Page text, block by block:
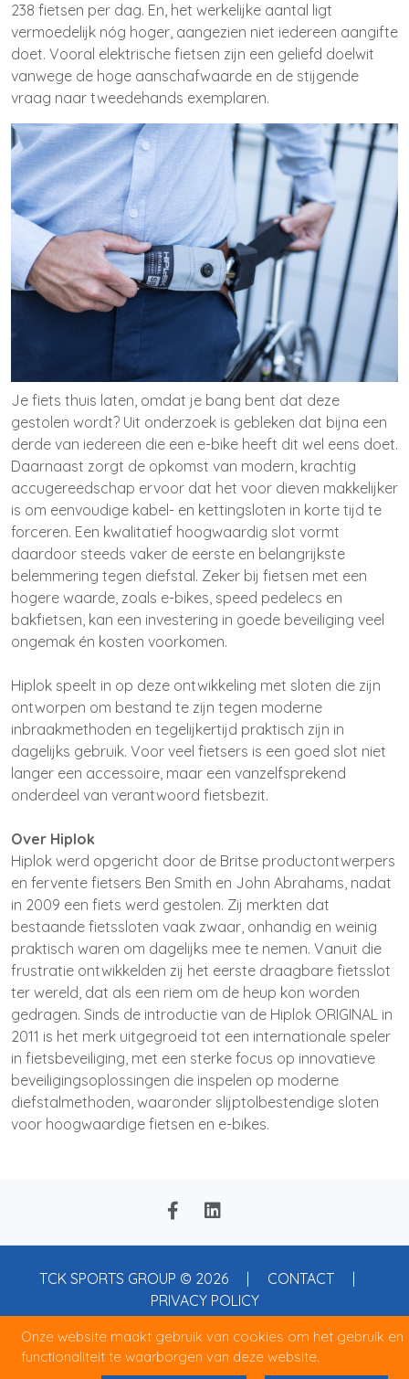
238 fietsen per dag. En, het werkelijke aantal ligt
vermoedelijk nóg hoger, aangezien niet iedereen aangifte
doet. Vooral elektrische fietsen zijn een geliefd doelwit
vanwege de hoge aanschafwaarde en de stijgende
vraag naar tweedehands exemplaren.
Je fiets thuis laten, omdat je bang bent dat deze
gestolen wordt? Uit onderzoek is gebleken dat bijna een
derde van iedereen die een e-bike heeft dit wel eens doet.
Daarnaast zorgt de opkomst van modern, krachtig
accugereedschap ervoor dat het voor dieven makkelijker
is om eenvoudige kabel- en kettingsloten in korte tijd te
forceren. Een kwalitatief hoogwaardig slot vormt
daardoor steeds vaker de eerste en belangrijkste
belemmering tegen diefstal. Zeker bij fietsen met een
hogere waarde, zoals e-bikes, speed pedelecs en
bakfietsen, kan een investering in goede beveiliging veel
ongemak én kosten voorkomen.
Hiplok speelt in op deze ontwikkeling met sloten die zijn
ontworpen om bestand te zijn tegen moderne
inbraakmethoden en tegelijkertijd praktisch zijn in
dagelijks gebruik. Voor veel fietsers is een goed slot niet
langer een accessoire, maar een vanzelfsprekend
onderdeel van verantwoord fietsbezit.
Over Hiplok
Hiplok werd opgericht door de Britse productontwerpers
en fervente fietsers Ben Smith en John Abrahams, nadat
in 2009 een fiets werd gestolen. Zij merkten dat
bestaande fietssloten vaak zwaar, onhandig en weinig
praktisch waren om dagelijks mee te nemen. Vanuit die
frustratie ontwikkelden zij het eerste draagbare fietsslot
ter wereld, dat als een riem om de heup kon worden
gedragen. Sinds de introductie van de Hiplok ORIGINAL in
2011 is het merk uitgegroeid tot een internationale speler
in fietsbeveiliging, met een sterke focus op innovatieve
beveiligingsoplossingen die inspelen op moderne
diefstalmethoden, waaronder slijptolbestendige sloten
voor hoogwaardige fietsen en e-bikes.
TCK SPORTS GROUP © 2026 | CONTACT
PRIVACY POLICY
Onze website maakt gebruik van cookies om het gebruik en
functionaliteit te waarborgen van deze website.